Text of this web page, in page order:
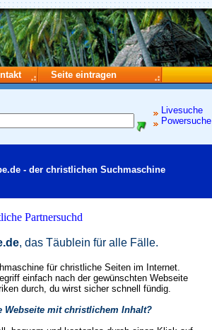
Seite eintragen
Livesuche
Powersuche
- der christlichen Suchmaschine
, das Täublein für alle Fälle.
für christliche Seiten im Internet.
einfach nach der gewünschten Webseite
durch, du wirst sicher schnell fündig.
Webseite mit christlichem Inhalt?